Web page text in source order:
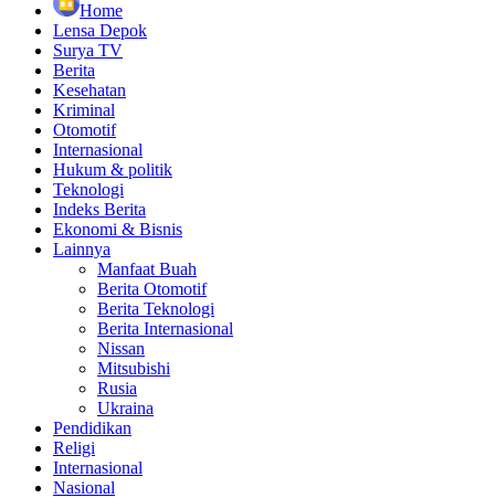
Home
Lensa Depok
Surya TV
Berita
Kesehatan
Kriminal
Otomotif
Internasional
Hukum & politik
Teknologi
Indeks Berita
Ekonomi & Bisnis
Lainnya
Manfaat Buah
Berita Otomotif
Berita Teknologi
Berita Internasional
Nissan
Mitsubishi
Rusia
Ukraina
Pendidikan
Religi
Internasional
Nasional